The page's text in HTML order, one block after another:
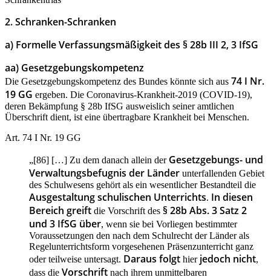
2. Schranken-Schranken
a) Formelle Verfassungsmäßigkeit des § 28b III 2, 3 IfSG
aa) Gesetzgebungskompetenz
Die Gesetzgebungskompetenz des Bundes könnte sich aus 74 I Nr.
19 GG ergeben. Die Coronavirus-Krankheit-2019 (COVID-19),
deren Bekämpfung § 28b IfSG ausweislich seiner amtlichen
Überschrift dient, ist eine übertragbare Krankheit bei Menschen.
Art. 74 I Nr. 19 GG
„[86] […] Zu dem danach allein der Gesetzgebungs- und
Verwaltungsbefugnis der Länder unterfallenden Gebiet
des Schulwesens gehört als ein wesentlicher Bestandteil die
Ausgestaltung schulischen Unterrichts. In diesen
Bereich greift die Vorschrift des § 28b Abs. 3 Satz 2
und 3 IfSG über, wenn sie bei Vorliegen bestimmter
Voraussetzungen den nach dem Schulrecht der Länder als
Regelunterrichtsform vorgesehenen Präsenzunterricht ganz
oder teilweise untersagt. Daraus folgt hier jedoch nicht,
dass die Vorschrift nach ihrem unmittelbaren